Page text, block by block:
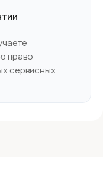
право
сервисных